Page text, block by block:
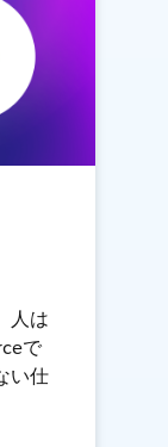
人は
で
い仕